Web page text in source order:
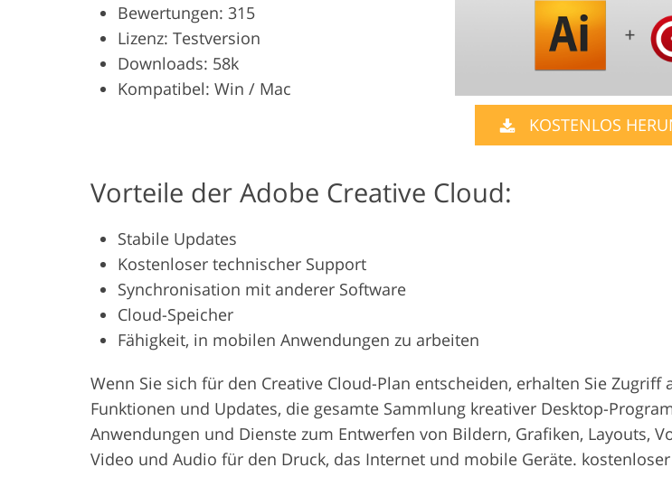
Bewertungen: 315
Lizenz: Testversion
Downloads: 58k
Kompatibel: Win / Mac
KOSTENLOS
Vorteile der Adobe Creative Cloud:
Stabile Updates
Kostenloser technischer Support
Synchronisation mit anderer Software
Cloud-Speicher
Fähigkeit, in mobilen Anwendungen zu arbeiten
Wenn Sie sich für den Creative Cloud-Plan entscheiden, erhalten Sie Zugriff
Funktionen und Updates, die gesamte Sammlung kreativer Desktop-
Anwendungen und Dienste zum Entwerfen von Bildern, Grafiken, Layouts,
Video und Audio für den Druck, das Internet und mobile Geräte.